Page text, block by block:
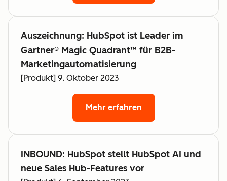
Auszeichnung: HubSpot ist Leader im
Gartner® Magic Quadrant™ für B2B-
Marketingautomatisierung
[Produkt] 9. Oktober 2023
Mehr erfahren
INBOUND: HubSpot stellt HubSpot AI und
neue Sales Hub-Features vor